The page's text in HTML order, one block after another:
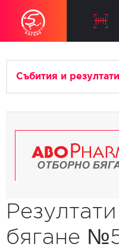
Събития и резултати
бягане